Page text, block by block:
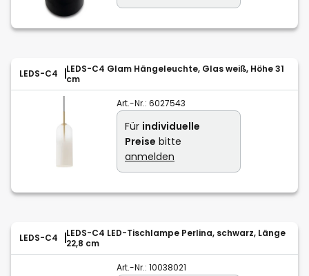
LEDS-C4
LEDS-C4 Glam Hängeleuchte, Glas weiß, Höhe 31
cm
Art.-Nr.: 6027543
Für individuelle
Preise bitte
anmelden
LEDS-C4
LEDS-C4 LED-Tischlampe Perlina, schwarz, Länge
22,8 cm
Art.-Nr.: 10038021